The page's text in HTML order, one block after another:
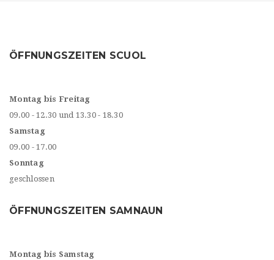
ÖFFNUNGSZEITEN SCUOL
Montag bis Freitag
09.00 - 12.30 und 13.30 - 18.30
Samstag
09.00 - 17.00
Sonntag
geschlossen
ÖFFNUNGSZEITEN SAMNAUN
Montag bis Samstag